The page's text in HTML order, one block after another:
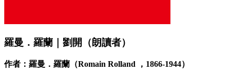
羅曼．羅蘭｜劉開（朗讀者）
作者：羅曼．羅蘭（Romain Rolland ，1866-1944）